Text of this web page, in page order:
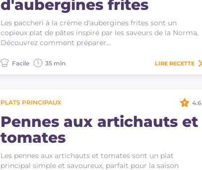
d'aubergines frites
Les paccheri à la crème d'aubergines frites sont un
copieux plat de pâtes inspiré par les saveurs de la Norma.
Découvrez comment préparer…
Facile 35 min LIRE RECETTE
PLATS PRINCIPAUX
Pennes aux artichauts et
tomates
Les pennes aux artichauts et tomates sont un plat
principal simple et savoureux, parfait pour la saison
4.6